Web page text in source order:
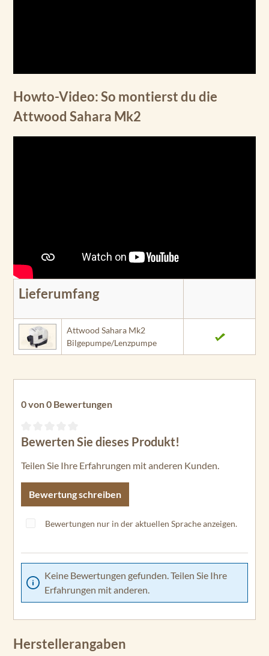
Howto-Video: So montierst du die
Attwood Sahara Mk2
Lieferumfang
Attwood Sahara Mk2
Bilgepumpe/Lenzpumpe
0 von 0 Bewertungen
Durchschnittliche Bewertung von 0 von 5 Sternen
Bewerten Sie dieses Produkt!
Teilen Sie Ihre Erfahrungen mit anderen Kunden.
Bewertung schreiben
Bewertungen nur in der aktuellen Sprache anzeigen.
Keine Bewertungen gefunden. Teilen Sie Ihre
Erfahrungen mit anderen.
Herstellerangaben